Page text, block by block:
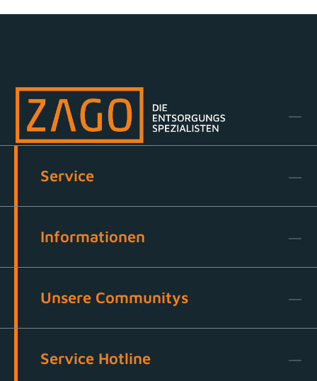
Service
Informationen
Unsere Communitys
Service Hotline